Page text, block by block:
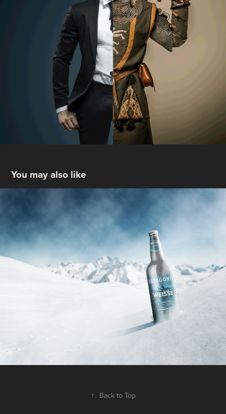
You may also like
Patagonia Weisse
2023
↑ Back to Top